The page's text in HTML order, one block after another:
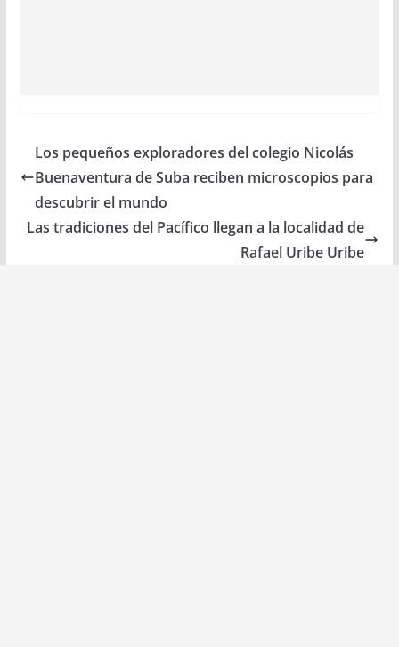
Los pequeños exploradores del colegio Nicolás
Buenaventura de Suba reciben microscopios para
descubrir el mundo
Las tradiciones del Pacífico llegan a la localidad de
Rafael Uribe Uribe